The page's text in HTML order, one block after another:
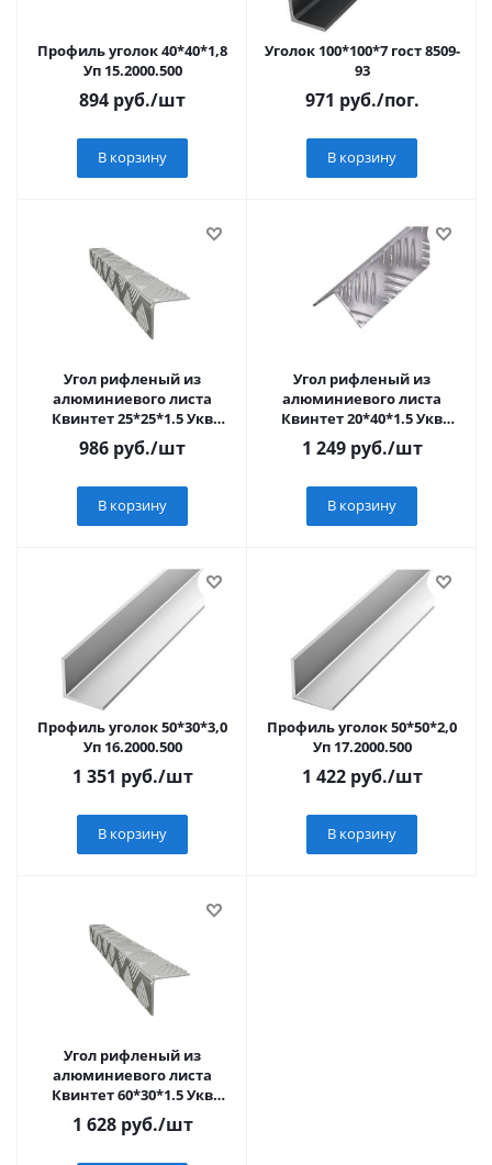
Профиль уголок 40*40*1,8
Уп 15.2000.500
894 руб./шт
В корзину
Уголок 100*100*7 гост 8509-
93
971 руб./пог.
В корзину
Угол рифленый из
алюминиевого листа
Квинтет 25*25*1.5 Укв
03.2000.500
986 руб./шт
В корзину
Угол рифленый из
алюминиевого листа
Квинтет 20*40*1.5 Укв
01.2000.500
1 249руб./шт
В корзину
Профиль уголок 50*30*3,0
Уп 16.2000.500
1 351 руб./шт
В корзину
Профиль уголок 50*50*2,0
Уп 17.2000.500
1 422руб./шт
В корзину
Угол рифленый из
алюминиевого листа
Квинтет 60*30*1.5 Укв
02.2000.500
1 628руб./шт